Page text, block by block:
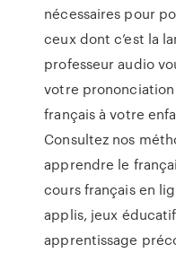
nécessaires pour
ceux dont c’est la
professeur audio
votre
français à votre
Consultez nos
apprendre le
cours français en
applis, jeux
apprentissage